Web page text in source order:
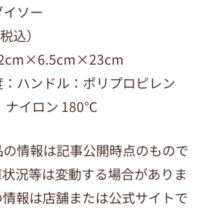
ソー
込）
ハンドル：ポリプロピレン
イロン 180℃
情報は記事公開時点のもので
況等は変動する場合がありま
報は店舗または公式サイトで